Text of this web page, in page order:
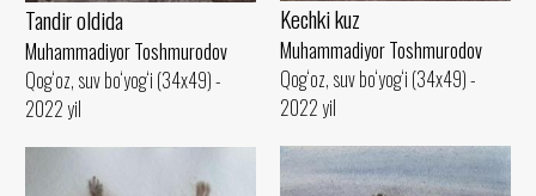
Tandir oldida
Muhammadiyor Toshmurodov
Qog‘oz, suv bo‘yog‘i (34x49) -
2022 yil
Kechki kuz
Muhammadiyor Toshmurodov
Qog‘oz, suv bo‘yog‘i (34x49) -
2022 yil